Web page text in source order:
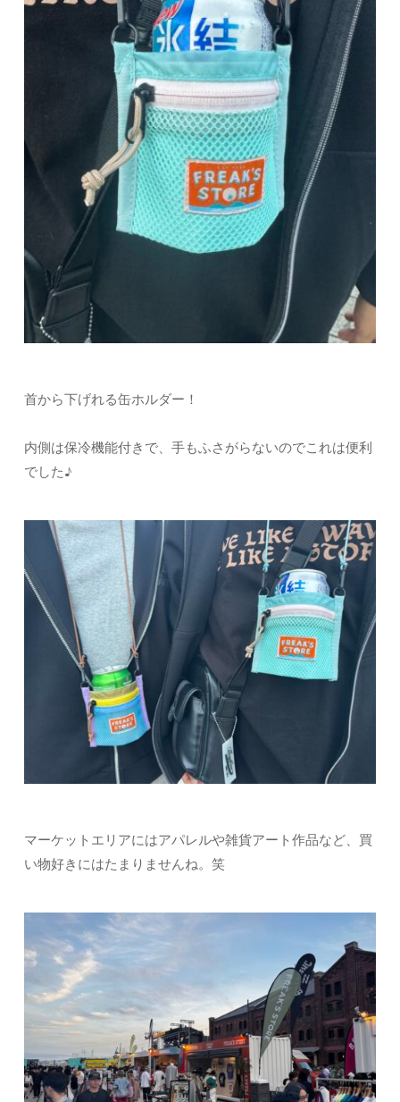
首から下げれる缶ホルダー！
内側は保冷機能付きで、手もふさがらないのでこれは便利
でした♪
マーケットエリアにはアパレルや雑貨アート作品など、買
い物好きにはたまりませんね。笑